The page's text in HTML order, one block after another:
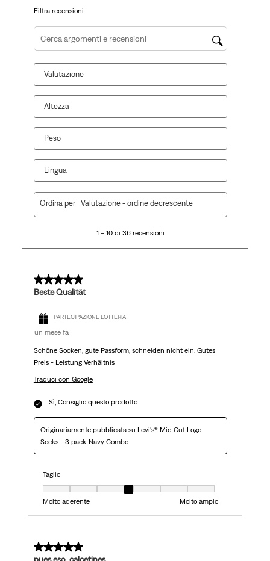
invio.
Filtra recensioni
Cerca argomenti e ricerca delle recensioni
Valutazione
Altezza
Peso
Lingua
36
1 – 10 di 36 recensioni
Ordina per Valutazione - ordine decrescente
5 su 5 stelle.
Beste Qualität
PARTECIPAZIONE LOTTERIA
un mese fa
Schöne Socken, gute Passform, schneiden nicht ein. Gutes
Preis - Leistung Verhältnis
Traduci con Google
Sì, Consiglio questo prodotto.
Originariamente pubblicata su Levi's® Mid Cut Logo
Socks - 3 pack-Navy Combo
Taglio
Taglio, 4 su 7, dove 1 è uguale a Molto aderente e 7 è uguale a Molto
Molto aderente
Molto ampio
5 su 5 stelle.